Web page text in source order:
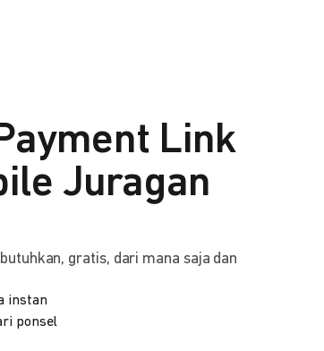
Link
Juragan
gratis, dari mana saja dan
instan
ponsel